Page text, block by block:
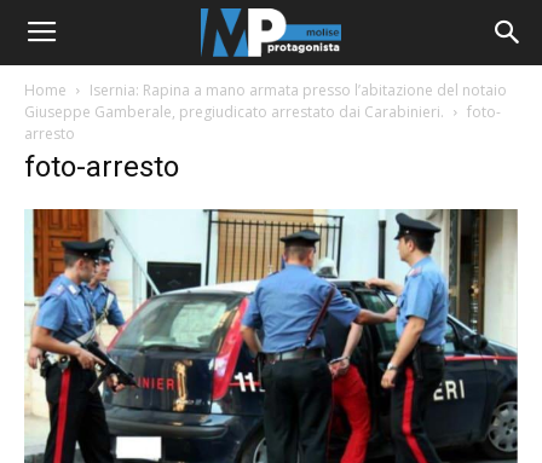
Home
Isernia: Rapina a mano armata presso l’abitazione del notaio
Giuseppe Gamberale, pregiudicato arrestato dai Carabinieri.
foto-
arresto
foto-arresto